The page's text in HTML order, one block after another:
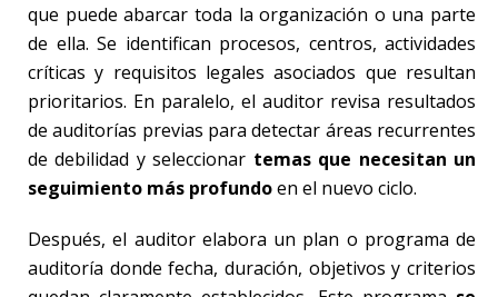
que puede abarcar toda la organización o una parte
de ella. Se identifican procesos, centros, actividades
críticas y requisitos legales asociados que resultan
prioritarios. En paralelo, el auditor revisa resultados
de auditorías previas para detectar áreas recurrentes
de debilidad y seleccionar temas que necesitan un
seguimiento más profundoen el nuevo ciclo.
Después, el auditor elabora un plan o programa de
auditoría donde fecha, duración, objetivos y criterios